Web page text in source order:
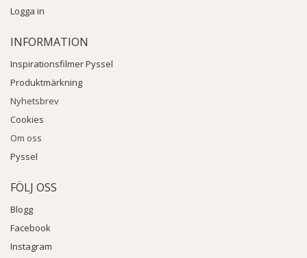
Logga in
INFORMATION
Inspirationsfilmer Pyssel
Produktmärkning
Nyhetsbrev
Cookies
Om oss
Pyssel
FÖLJ OSS
Blogg
Facebook
Instagram